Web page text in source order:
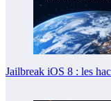
Jailbreak iOS 8 : les